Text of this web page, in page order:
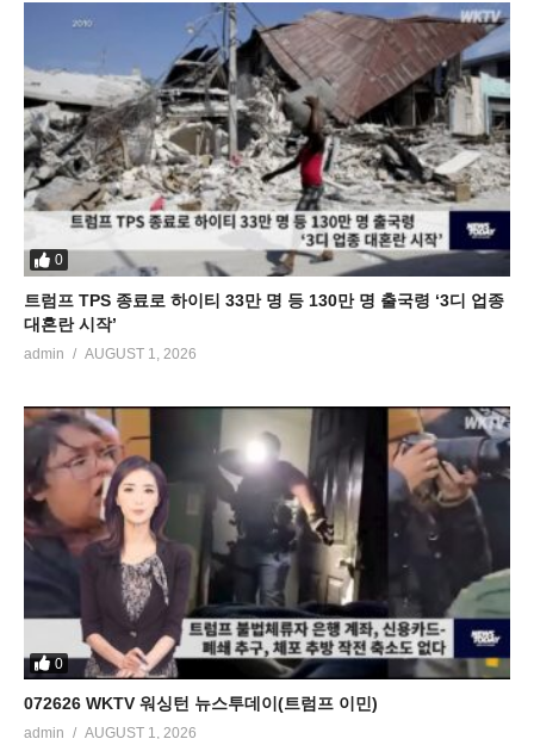
0
트럼프 TPS 종료로 하이티 33만 명 등 130만 명 출국령 ‘3디 업종
대혼란 시작’
admin AUGUST 1, 2026
0
072626 WKTV 워싱턴 뉴스투데이(트럼프 이민)
admin AUGUST 1, 2026